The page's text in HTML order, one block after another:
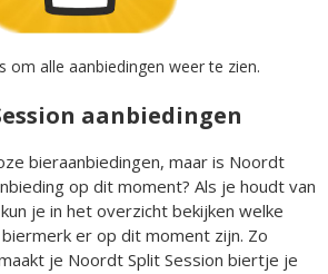
om alle aanbiedingen weer te zien.
aanbiedingen
bieraanbiedingen, maar is Noordt
op dit moment? Als je houdt van
je in het overzicht bekijken welke
er op dit moment zijn. Zo
je Noordt Split Session biertje je